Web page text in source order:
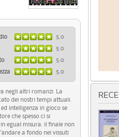
5.0
5.0
5.0
5.0
negli altri romanzi. La
dei nostri tempi attuali.
intelligenza in gioco se
che spesso ci si
egual misura. il finale non
a fondo nei vissuti